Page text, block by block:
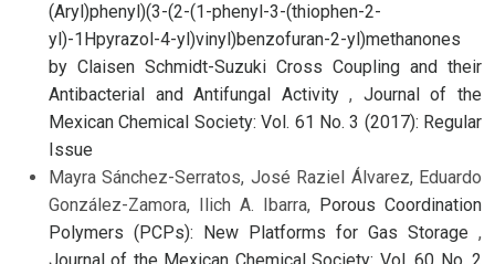
(Aryl)phenyl)(3-(2-(1-phenyl-3-(thiophen-2-
yl)-1Hpyrazol-4-yl)vinyl)benzofuran-2-yl)methanones
by Claisen Schmidt-Suzuki Cross Coupling and their
Antibacterial and Antifungal Activity, Journal of the
Mexican Chemical Society: Vol. 61 No. 3 (2017): Regular
Issue
Mayra Sánchez-Serratos, José Raziel Álvarez, Eduardo
González-Zamora, Ilich A. Ibarra, Porous Coordination
Polymers (PCPs): New Platforms for Gas Storage ,